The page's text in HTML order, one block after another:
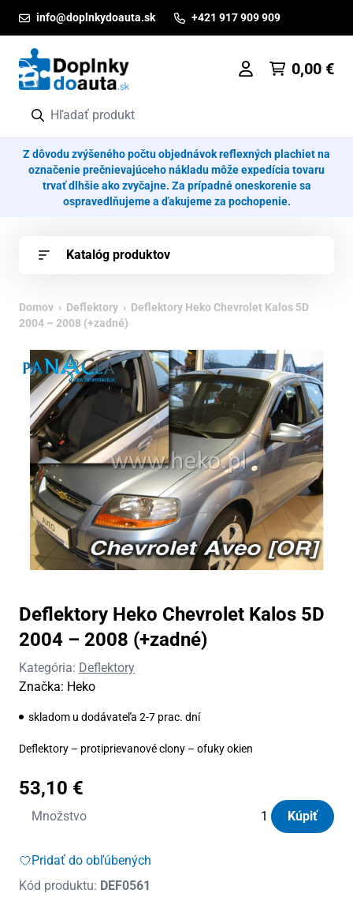
info@doplnkydoauta.sk +421 917 909 909
0,00 €
Z dôvodu zvýšeného počtu objednávok reflexných plachiet na
označenie prečnievajúceho nákladu môže expedícia tovaru
trvať dlhšie ako zvyčajne. Za prípadné oneskorenie sa
ospravedlňujeme a ďakujeme za pochopenie.
Katalóg produktov
Domov › Deflektory › Deflektory Heko Chevrolet Kalos 5D
2004 – 2008 (+zadné)
Deflektory Heko Chevrolet Kalos 5D
2004 – 2008 (+zadné)
Kategória: Deflektory
Značka: Heko
skladom u dodávateľa 2-7 prac. dní
Deflektory – protiprievanové clony – ofuky okien
53,10 €
Množstvo
množstvo
Heko
Kalos
Kúpiť
Pridať do obľúbených
Kód produktu: DEF0561